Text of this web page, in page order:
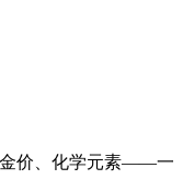
金价、化学元素——一